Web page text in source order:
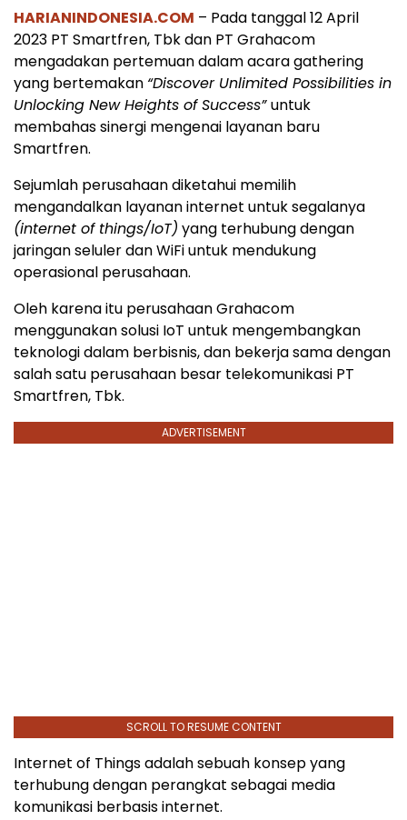
HARIANINDONESIA.COM – Pada tanggal 12 April
2023 PT Smartfren, Tbk dan PT Grahacom
mengadakan pertemuan dalam acara gathering
yang bertemakan “Discover Unlimited Possibilities in
Unlocking New Heights of Success”untuk
membahas sinergi mengenai layanan baru
Smartfren.
Sejumlah perusahaan diketahui memilih
mengandalkan layanan internet untuk segalanya
(internet of things/IoT) yang terhubung dengan
jaringan seluler dan WiFi untuk mendukung
operasional perusahaan.
Oleh karena itu perusahaan Grahacom
menggunakan solusi IoT untuk mengembangkan
teknologi dalam berbisnis, dan bekerja sama dengan
salah satu perusahaan besar telekomunikasi PT
Smartfren, Tbk.
ADVERTISEMENT
SCROLL TO RESUME CONTENT
Internet of Things adalah sebuah konsep yang
terhubung dengan perangkat sebagai media
komunikasi berbasis internet.